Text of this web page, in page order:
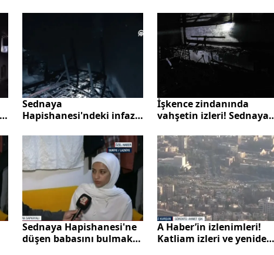
yayınladı! Toplu infazlar,
izleriyle dolu
Sednaya
Hapishanesi'ndeki infaz
İşkence zindanında
vahşetin izleri! Sednaya
odaları ortaya çıktı
Sednaya Hapishanesi'ne
düşen babasını bulmak
A Haber’in izlenimleri!
Katliam izleri ve yeniden